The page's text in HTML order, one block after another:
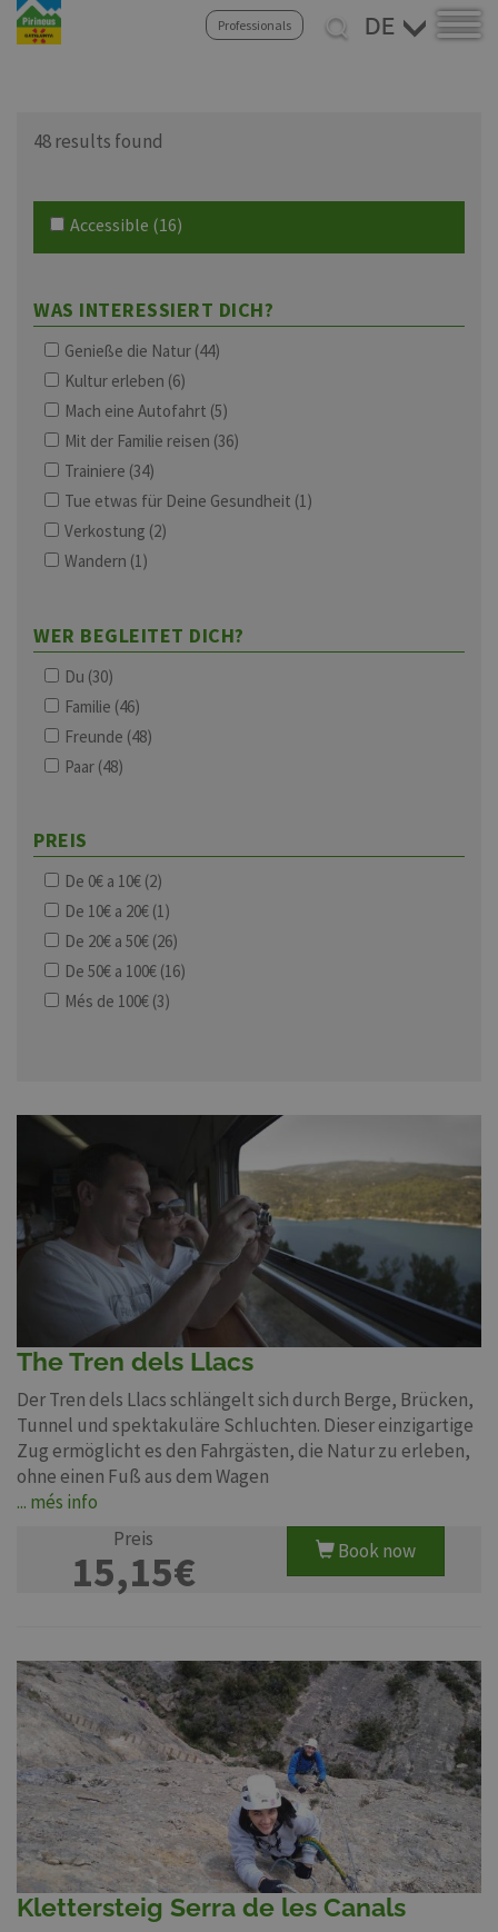
Direkt
zum
Professionals
Select
your
48 results found
Accessible (16)
WAS INTERESSIERT DICH?
Genieße die Natur (44)
Kultur erleben (6)
Mach eine Autofahrt (5)
Mit der Familie reisen (36)
Trainiere (34)
Tue etwas für Deine Gesundheit (1)
Verkostung (2)
Wandern (1)
WER BEGLEITET DICH?
Du (30)
Familie (46)
Freunde (48)
Paar (48)
PREIS
De 0€ a 10€ (2)
De 10€ a 20€ (1)
De 20€ a 50€ (26)
De 50€ a 100€ (16)
Més de 100€ (3)
The Tren dels Llacs
Der Tren dels Llacs schlängelt sich durch Berge, Brücken,
Tunnel und spektakuläre Schluchten. Dieser einzigartige
Zug ermöglicht es den Fahrgästen, die Natur zu erleben,
ohne einen Fuß aus dem Wagen
... més info
Preis
15,15€ Book now
Klettersteig Serra de les Canals